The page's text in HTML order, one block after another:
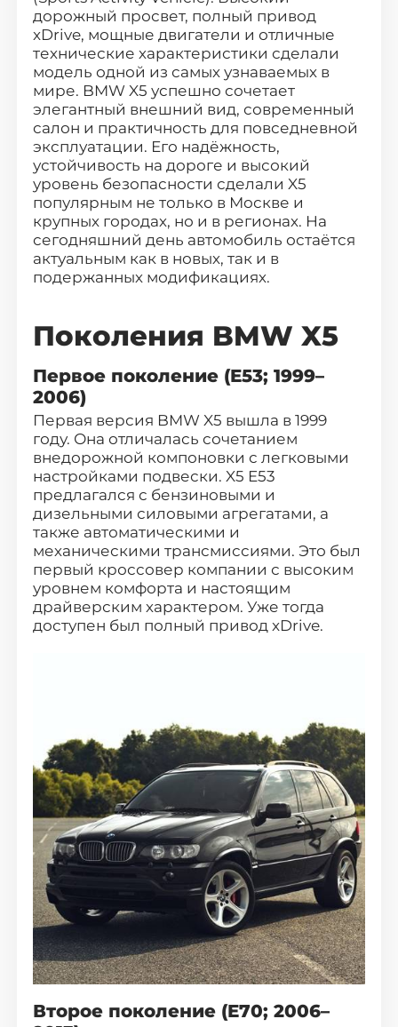
Как заказать авто
Авто до 160 л.с.
Ставки утильсбора
Кредит
Контакты
8 800-555-70-97
стр.1)
дорожный просвет, полный привод
xDrive, мощные двигатели и отличные
технические характеристики сделали
модель одной из самых узнаваемых в
мире. BMW X5 успешно сочетает
элегантный внешний вид, современный
салон и практичность для повседневной
эксплуатации. Его надёжность,
устойчивость на дороге и высокий
уровень безопасности сделали X5
популярным не только в Москве и
крупных городах, но и в регионах. На
сегодняшний день автомобиль остаётся
актуальным как в новых, так и в
подержанных модификациях.
Поколения BMW X5
Первое поколение (E53; 1999–
2006)
Первая версия BMW X5 вышла в 1999
году. Она отличалась сочетанием
внедорожной компоновки с легковыми
настройками подвески. X5 E53
предлагался с бензиновыми и
дизельными силовыми агрегатами, а
также автоматическими и
механическими трансмиссиями. Это был
первый кроссовер компании с высоким
уровнем комфорта и настоящим
драйверским характером. Уже тогда
доступен был полный привод xDrive.
Второе поколение (E70; 2006–